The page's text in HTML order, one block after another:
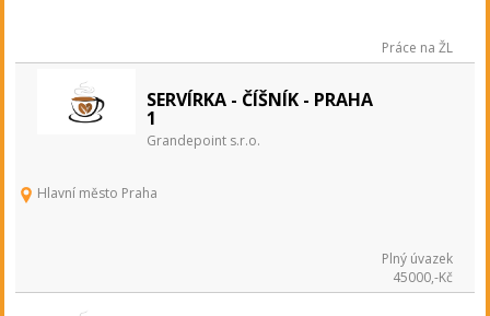
Práce na ŽL
SERVÍRKA - ČÍŠNÍK - PRAHA
1
Grandepoint s.r.o.
Hlavní město Praha
Plný úvazek
45000,-Kč